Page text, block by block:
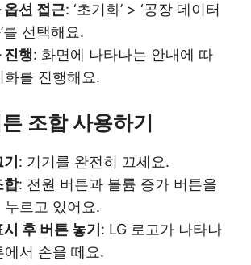
옵션 접근: ‘초기화’ > ‘공장 데이터
를 선택해요.
진행: 화면에 나타나는 안내에 따
화를 진행해요.
조합 사용하기
: 기기를 완전히 끄세요.
합: 전원 버튼과 볼륨 증가 버튼을
누르고 있어요.
후 버튼 놓기 : LG 로고가 나타나
에서 손을 떼요.